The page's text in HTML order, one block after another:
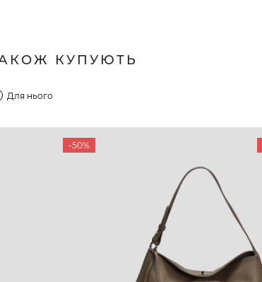
КУПУЮТЬ
Для нього
-50%
Новини і акції
Програма лояльності